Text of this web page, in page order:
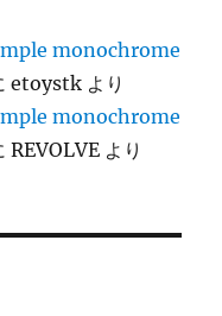
monochrome
etoystk より
monochrome
REVOLVE より